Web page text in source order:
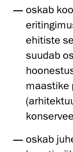
oskab
ehitiste
suudab
maastike
oskab